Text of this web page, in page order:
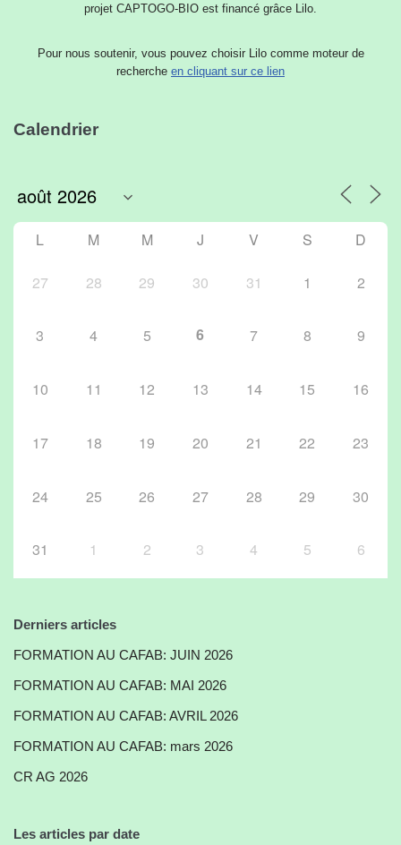
projet CAPTOGO-BIO est financé grâce Lilo.
Pour nous soutenir, vous pouvez choisir Lilo comme moteur de
recherche en cliquant sur ce lien
Calendrier
L M M J V S D
27 28 29 30 31 1 2
3 4 5 6 7 8 9
10 11 12 13 14 15 16
17 18 19 20 21 22 23
24 25 26 27 28 29 30
31 1 2 3 4 5 6
Derniers articles
FORMATION AU CAFAB: JUIN 2026
FORMATION AU CAFAB: MAI 2026
FORMATION AU CAFAB: AVRIL 2026
FORMATION AU CAFAB: mars 2026
CR AG 2026
Les articles par date